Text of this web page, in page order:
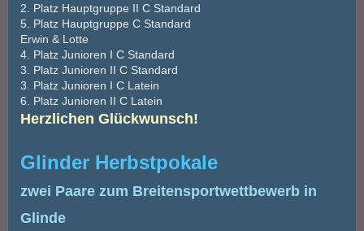
2. Platz Hauptgruppe II C Standard
5. Platz Hauptgruppe C Standard
Erwin & Lotte
4. Platz Junioren I C Standard
3. Platz Junioren II C Standard
3. Platz Junioren I C Latein
6. Platz Junioren II C Latein
Herzlichen Glückwunsch!
Glinder Herbstpokale
zwei Paare zum Breitensportwettbewerb in
Glinde